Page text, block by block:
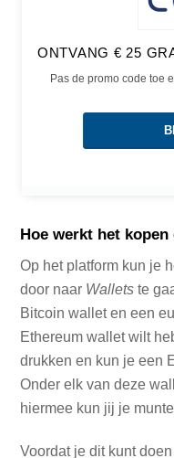
ONTVANG € 25
Pas de promo code toe
Hoe werkt het
Op het platform kun je
door naar Wallets te
Bitcoin wallet en een
Ethereum wallet wilt
drukken en kun je een
Onder elk van deze
hiermee kun jij je
Voordat je dit kunt